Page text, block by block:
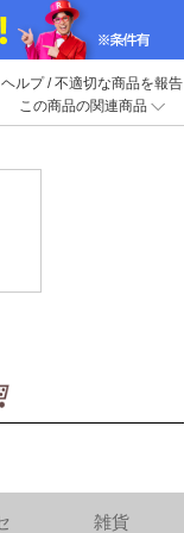
ヘルプ/不適切な商品を報告
この商品の関連商品